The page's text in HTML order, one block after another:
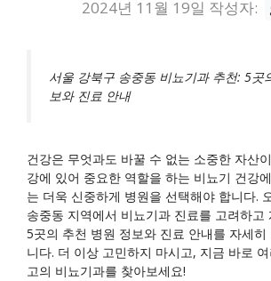
2024년 11월 19일 작성자:
서울 강북구 송중동 비뇨기과 추천: 5곳
보와 진료 안내
건강은 무엇과도 바꿀 수 없는 소중한 자산
강에 있어 중요한 역할을 하는 비뇨기 건강
는 더욱 신중하게 병원을 선택해야 합니다.
송중동 지역에서 비뇨기과 진료를 고려하고
5곳의 추천 병원 정보와 진료 안내를 자세히
니다. 더 이상 고민하지 마시고, 지금 바로
고의 비뇨기과를 찾아보세요!